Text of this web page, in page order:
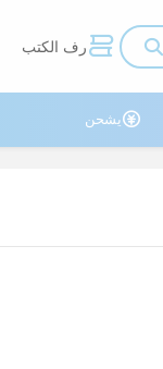

رف الكتب
يشحن